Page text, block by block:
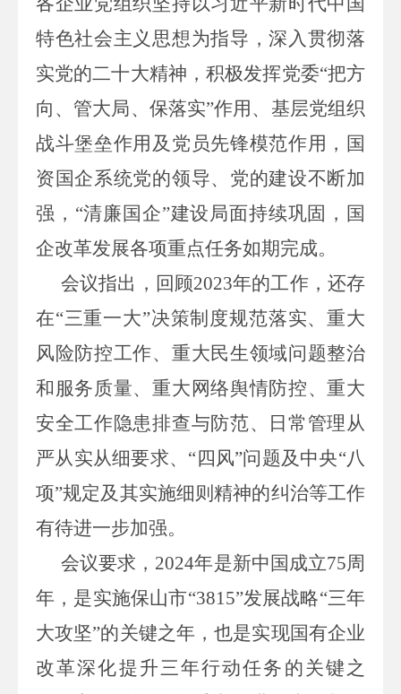
特色社会主义思想为指导，深入贯彻落
实党的二十大精神，积极发挥党委“把方
向、管大局、保落实”作用、基层党组织
战斗堡垒作用及党员先锋模范作用，国
资国企系统党的领导、党的建设不断加
强，“清廉国企”建设局面持续巩固，国
企改革发展各项重点任务如期完成。
会议指出，回顾2023年的工作，还存
在“三重一大”决策制度规范落实、重大
风险防控工作、重大民生领域问题整治
和服务质量、重大网络舆情防控、重大
安全工作隐患排查与防范、日常管理从
严从实从细要求、“四风”问题及中央“八
项”规定及其实施细则精神的纠治等工作
有待进一步加强。
会议要求，2024年是新中国成立75周
年，是实施保山市“3815”发展战略“三年
大攻坚”的关键之年，也是实现国有企业
改革深化提升三年行动任务的关键之